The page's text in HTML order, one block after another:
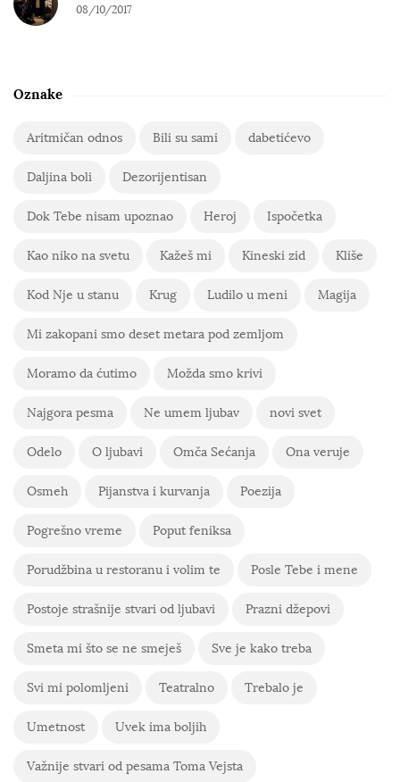
08/10/2017
Oznake
Aritmičan odnos Bili su sami dabetićevo
Daljina boli Dezorijentisan
Dok Tebe nisam upoznao Heroj Ispočetka
Kao niko na svetu Kažeš mi Kineski zid Kliše
Kod Nje u stanu Krug Ludilo u meni Magija
Mi zakopani smo deset metara pod zemljom
Moramo da ćutimo Možda smo krivi
Najgora pesma Ne umem ljubav novi svet
Odelo O ljubavi Omča Sećanja Ona veruje
Osmeh Pijanstva i kurvanja Poezija
Pogrešno vreme Poput feniksa
Porudžbina u restoranu i volim te Posle Tebe i mene
Postoje strašnije stvari od ljubavi Prazni džepovi
Smeta mi što se ne smeješ Sve je kako treba
Svi mi polomljeni Teatralno Trebalo je
Umetnost Uvek ima boljih
Važnije stvari od pesama Toma Vejsta